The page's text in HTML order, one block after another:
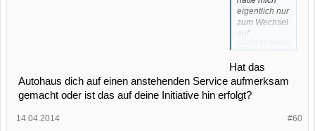
eigentlich nur
zum Wechsel
auf
Feld, um es in
Größe
anzuzeigen.
Hat das
Autohaus dich auf einen anstehenden Service aufmerksam
gemacht oder ist das auf deine Initiative hin erfolgt?
#60
14.04.2014